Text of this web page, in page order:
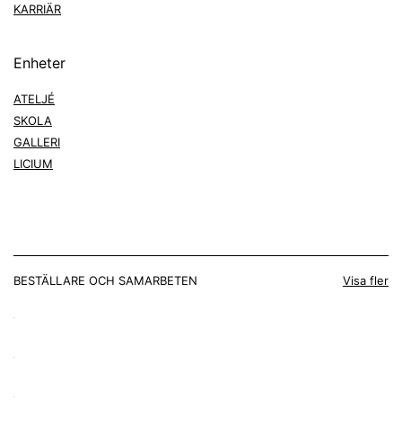
KARRIÄR
Enheter
ATELJÉ
SKOLA
GALLERI
LICIUM
BESTÄLLARE OCH SAMARBETEN Visa fler